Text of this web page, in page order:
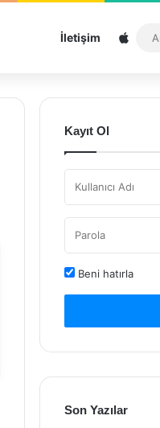
İletişim
Kayıt Ol
Beni hatırla
Son Yazılar